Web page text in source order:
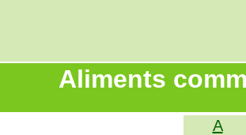
Aliments
A